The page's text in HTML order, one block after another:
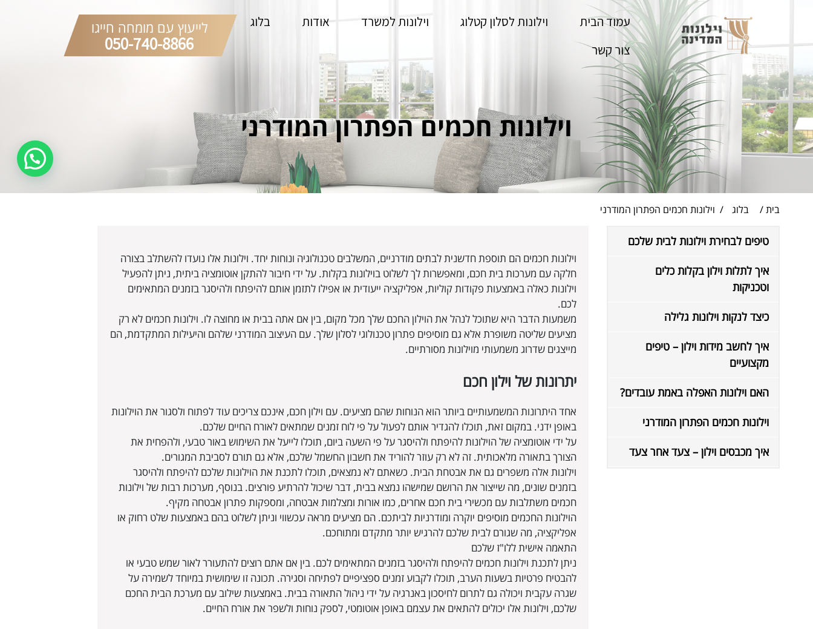
עמוד הבית וילונות לסלון קטלוג וילונות למשרד אודות
בלוג
צור קשר
לייעוץ עם מומחה חייגו
050-740-8866
וילונות חכמים הפתרון המודרני
בית בלוג וילונות חכמים הפתרון המודרני
טיפים לבחירת וילונות לבית שלכם
איך לתלות וילון בקלות כלים
וטכניקות
כיצד לנקות וילונות גלילה
איך לחשב מידות וילון – טיפים
מקצועיים
האם וילונות האפלה באמת עובדים?
וילונות חכמים הפתרון המודרני
איך מכבסים וילון – צעד אחר צעד
וילונות חכמים הם תוספת חדשנית לבתים מודרניים, המשלבים טכנולוגיה ונוחות יחד. וילונות אלו נועדו להשתלב בצורה
חלקה עם מערכות בית חכם, ומאפשרות לך לשלוט בוילונות בקלות. על ידי חיבור להתקן אוטומציה ביתית, ניתן להפעיל
וילונות כאלה באמצעות פקודות קוליות, אפליקציה ייעודית או אפילו לתזמן אותם להיפתח ולהיסגר בזמנים המתאימים
לכם.
משמעות הדבר היא שתוכל לנהל את הוילון החכם שלך מכל מקום, בין אם אתה בבית או מחוצה לו. וילונות חכמים לא רק
מציעים שליטה משופרת אלא גם מוסיפים פתרון טכנולוגי לסלון שלך. עם העיצוב המודרני שלהם והיעילות המתקדמת, הם
מייצגים שדרוג משמעותי מוילונות מסורתיים.
יתרונות של וילון חכם
אחד היתרונות המשמעותיים ביותר הוא הנוחות שהם מציעים. עם וילון חכם, אינכם צריכים עוד לפתוח ולסגור את הוילונות
באופן ידני. במקום זאת, תוכלו להגדיר אותם לפעול על פי לוח זמנים שמתאים לאורח החיים שלכם.
על ידי אוטומציה של הוילונות להיפתח ולהיסגר על פי השעה ביום, תוכלו לייעל את השימוש באור טבעי, ולהפחית את
הצורך בתאורה מלאכותית. זה לא רק עוזר להוריד את חשבון החשמל שלכם, אלא גם תורם לסביבת המגורים.
וילונות אלה משפרים גם את אבטחת הבית. כשאתם לא נמצאים, תוכלו לתכנת את הוילונות שלכם להיפתח ולהיסגר
בזמנים שונים, מה שייצור את הרושם שמישהו נמצא בבית, דבר שיכול להרתיע פורצים. בנוסף, מערכות רבות של וילונות
חכמים משתלבות עם מכשירי בית חכם אחרים, כמו אורות ומצלמות אבטחה, ומספקות פתרון אבטחה מקיף.
הוילונות החכמים מוסיפים יוקרה ומודרניות לביתכם. הם מציעים מראה עכשווי וניתן לשלוט בהם באמצעות שלט רחוק או
אפליקציה, מה שגורם לבית שלכם להרגיש יותר מתקדם ומתוחכם.
התאמה אישית ללו"ז שלכם
ניתן לתכנת וילונות חכמים להיפתח ולהיסגר בזמנים המתאימים לכם. בין אם אתם רוצים להתעורר לאור שמש טבעי או
להבטיח פרטיות בשעות הערב, תוכלו לקבוע זמנים ספציפיים לפתיחה וסגירה. תכונה זו שימושית במיוחד לשמירה על
שגרה עקבית ויכולה גם לתרום לחיסכון באנרגיה על ידי ניהול התאורה בבית. באמצעות שילוב עם מערכת הבית החכם
שלכם, וילונות אלו יכולים להתאים את עצמם באופן אוטומטי, לספק נוחות ולשפר את אורח החיים.